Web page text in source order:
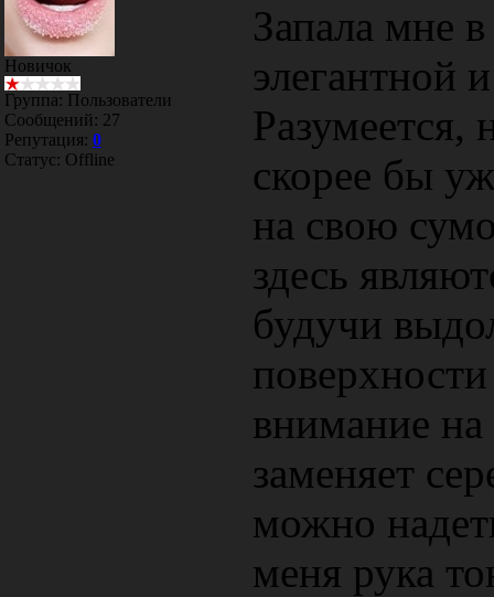
Новичок
Группа: Пользователи
Сообщений: 27
Репутация: 0
Статус: Offline
Запала мне
элегантной
Разумеется,
скорее бы
на свою
здесь
будучи
внимание
заменяет
можно
меня рука